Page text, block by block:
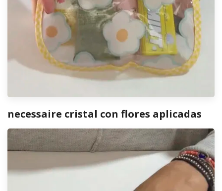
necessaire cristal con flores aplicadas